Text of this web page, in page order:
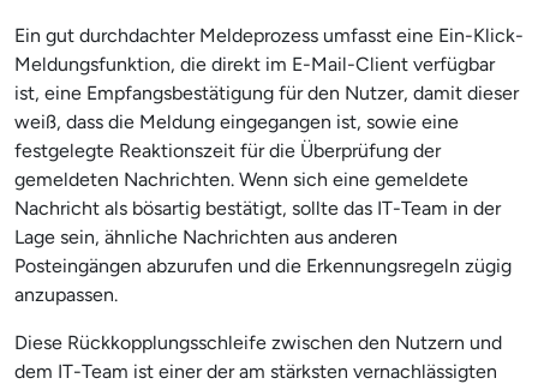
Ein gut durchdachter Meldeprozess umfasst eine Ein-Klick-
Meldungsfunktion, die direkt im E-Mail-Client verfügbar
ist, eine Empfangsbestätigung für den Nutzer, damit dieser
weiß, dass die Meldung eingegangen ist, sowie eine
festgelegte Reaktionszeit für die Überprüfung der
gemeldeten Nachrichten. Wenn sich eine gemeldete
Nachricht als bösartig bestätigt, sollte das IT-Team in der
Lage sein, ähnliche Nachrichten aus anderen
Posteingängen abzurufen und die Erkennungsregeln zügig
anzupassen.
Diese Rückkopplungsschleife zwischen den Nutzern und
dem IT-Team ist einer der am stärksten vernachlässigten